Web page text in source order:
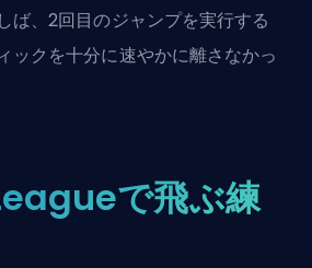
ば、2回目のジャンプを実行する
ックを十分に速やかに離さなかっ
で飛ぶ練